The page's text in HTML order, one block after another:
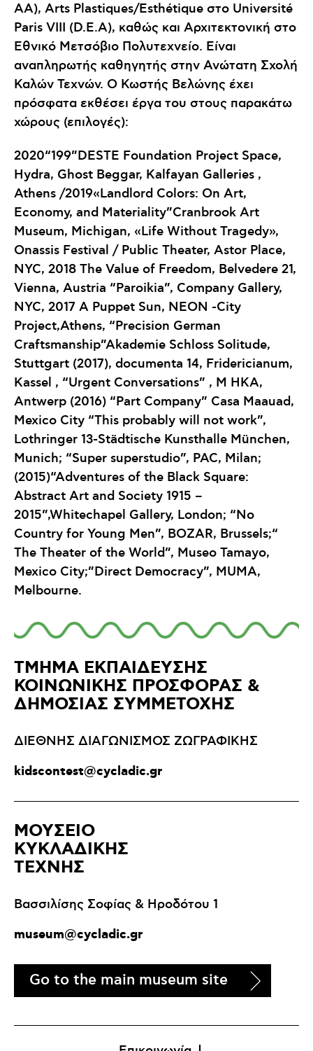
AA), Arts Plastiques/Esthétique στο Université
Paris VIII (D.E.A), καθώς και Αρχιτεκτονική στο
Εθνικό Μετσόβιο Πολυτεχνείο. Είναι
αναπληρωτής καθηγητής στην Ανώτατη Σχολή
Καλών Τεχνών. O Κωστής Βελώνης έχει
πρόσφατα εκθέσει έργα του στους παρακάτω
χώρους (επιλογές):
2020“199”DESTE Foundation Project Space,
Hydra, Ghost Beggar, Kalfayan Galleries ,
Athens /2019«Landlord Colors: On Art,
Economy, and Materiality”Cranbrook Art
Museum, Michigan, «Life Without Tragedy»,
Onassis Festival / Public Theater, Astor Place,
NYC, 2018 The Value of Freedom, Belvedere 21,
Vienna, Austria “Paroikia”, Company Gallery,
NYC, 2017 A Puppet Sun, NEON -City
Project,Athens, “Precision German
Craftsmanship”Akademie Schloss Solitude,
Stuttgart (2017), documenta 14, Fridericianum,
Kassel , “Urgent Conversations” , M HKA,
Antwerp (2016) “Part Company” Casa Maauad,
Mexico City “This probably will not work”,
Lothringer 13-Städtische Kunsthalle München,
Μunich; “Super superstudio”, PAC, Milan;
(2015)“Adventures of the Black Square:
Abstract Art and Society 1915 –
2015”,Whitechapel Gallery, London; “No
Country for Young Men”, BOZAR, Brussels;“
The Theater of the World”, Museo Tamayo,
Mexico City;”Direct Democracy”, MUMA,
Melbourne.
ΤΜΗΜΑ ΕΚΠΑΙΔΕΥΣΗΣ
ΚΟΙΝΩΝΙΚΗΣ ΠΡΟΣΦΟΡΑΣ &
ΔΗΜΟΣΙΑΣ ΣΥΜΜΕΤΟΧΗΣ
ΔΙΕΘΝΗΣ ΔΙΑΓΩΝΙΣΜΟΣ ΖΩΓΡΑΦΙΚΗΣ
kidscontest@cycladic.gr
ΜΟΥΣΕΙΟ
ΚΥΚΛΑΔΙΚΗΣ
ΤΕΧΝΗΣ
Βασσιλίσης Σοφίας & Ηροδότου 1
museum@cycladic.gr
Go to the main museum site